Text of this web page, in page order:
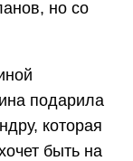
но со
подарила
которая
быть на